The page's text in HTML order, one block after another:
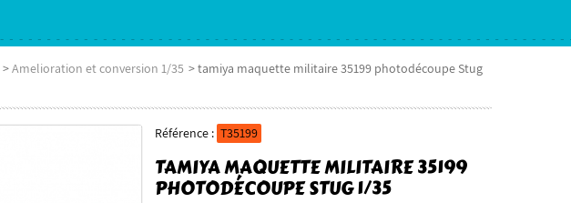
>Amelioration et conversion 1/35 >tamiya maquette militaire 35199 photodécoupe Stug
Référence : T35199
TAMIYA MAQUETTE MILITAIRE 35199
PHOTODÉCOUPE STUG 1/35